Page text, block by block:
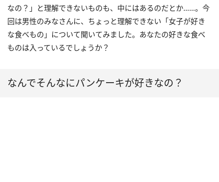
なの？」と理解できないものも、中にはあるのだとか……。今
回は男性のみなさんに、ちょっと理解できない「女子が好き
な食べもの」について聞いてみました。あなたの好きな食べ
ものは入っているでしょうか？
なんでそんなにパンケーキが好きなの？